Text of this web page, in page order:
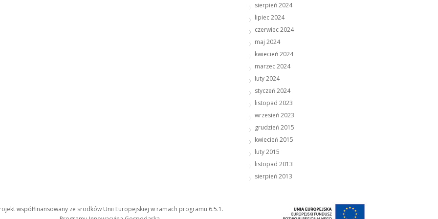
sierpień 2024
lipiec 2024
czerwiec 2024
maj 2024
kwiecień 2024
marzec 2024
luty 2024
styczeń 2024
listopad 2023
wrzesień 2023
grudzień 2015
kwiecień 2015
luty 2015
listopad 2013
sierpień 2013
współfinansowany ze srodków Unii Europejskiej w ramach programu 6.5.1.